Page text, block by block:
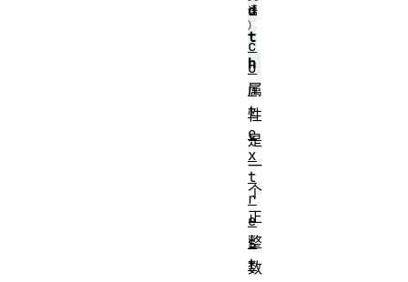
d
t
h
属
性
是
一
个
正
整
数
c
o
n
t
e
x
t
r
e
s
t